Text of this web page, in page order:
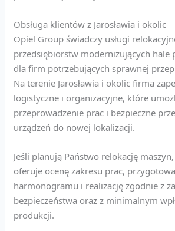
Obsługa klientów z Jarosławia i okolic
Opiel Group świadczy usługi
przedsiębiorstw modernizujących hale
dla firm potrzebujących sprawnej
Na terenie Jarosławia i okolic firma
logistyczne i organizacyjne, które
przeprowadzenie prac i bezpieczne
urządzeń do nowej lokalizacji.
Jeśli planują Państwo relokację
oferuje ocenę zakresu prac,
harmonogramu i realizację zgodnie z
bezpieczeństwa oraz z minimalnym
produkcji.